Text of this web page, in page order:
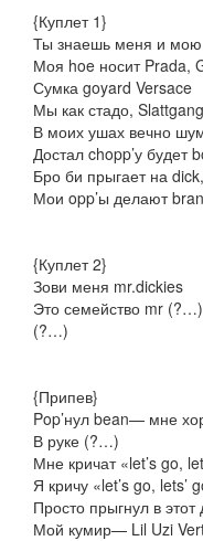
{Куплет 1}
Ты знаешь меня и
Моя hoe носит Prada,
Сумка goyard Versace
Мы как стадо,
В моих ушах вечно
Достал chopp’у будет
Бро би прыгает на
Мои opp’ы делают
{Куплет 2}
Зови меня mr.dickies
Это семейство mr (?…)
(?…)
{Припев}
Pop’нул bean— мне
В руке (?…)
Мне кричат «let’s go,
Я кричу «let’s go, lets’
Просто прыгнул в
Мой кумир— Lil Uzi